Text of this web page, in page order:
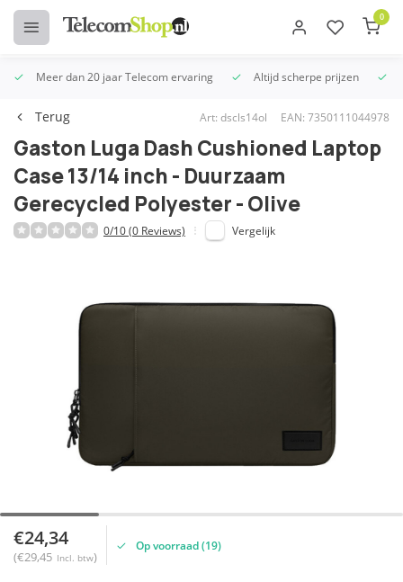
0
Meer dan 20 jaar Telecom ervaring Altijd scherpe prijzen
Terug Art: dscls14ol EAN: 7350111044978
Gaston Luga Dash Cushioned Laptop
Case 13/14 inch - Duurzaam
Gerecycled Polyester - Olive
0/10 (0 Reviews) Vergelijk
€24,34
(€29,45 Incl. btw)
Op voorraad (19)